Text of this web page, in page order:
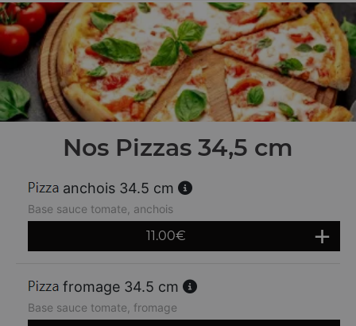
Nos Pizzas 34,5 cm
anchois 34.5 cm
Base sauce tomate, anchois
11.00€
fromage 34.5 cm
Base sauce tomate, fromage